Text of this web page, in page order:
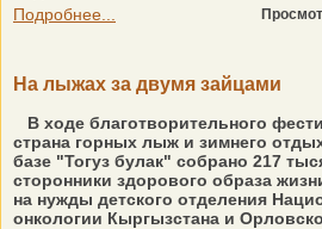
Подробнее...
На лыжах за двумя зайцами
В ходе благотворительного
страна горных лыж и зимнего
базе "Тогуз булак" собрано 217
сторонники здорового образа
на нужды детского отделения
онкологии Кыргызстана и